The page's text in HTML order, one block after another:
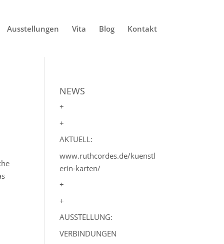
Ausstellungen Vita Blog Kontakt
NEWS
+
+
AKTUELL:
www.ruthcordes.de/kuenstl
erin-karten/
+
+
AUSSTELLUNG:
VERBINDUNGEN